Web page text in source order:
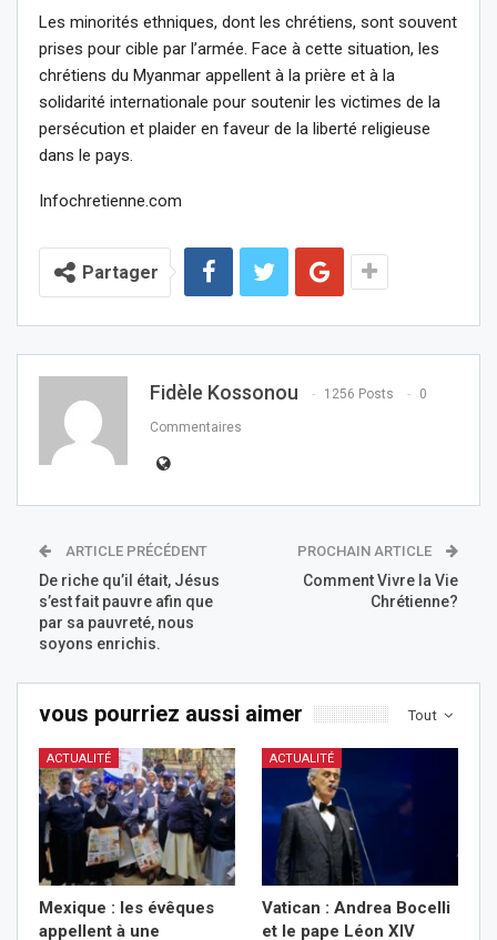
Les minorités ethniques, dont les chrétiens, sont souvent
prises pour cible par l’armée. Face à cette situation, les
chrétiens du Myanmar appellent à la prière et à la
solidarité internationale pour soutenir les victimes de la
persécution et plaider en faveur de la liberté religieuse
dans le pays.
Infochretienne.com
Partager
Fidèle Kossonou 1256 Posts 0
Commentaires
ARTICLE PRÉCÉDENT
De riche qu’il était, Jésus
s’est fait pauvre afin que
par sa pauvreté, nous
soyons enrichis.
PROCHAIN ARTICLE
Comment Vivre la Vie
Chrétienne?
Tout
vous pourriez aussi aimer
ACTUALITÉ
Mexique : les évêques
appellent à une
ACTUALITÉ
Vatican : Andrea Bocelli
et le pape Léon XIV